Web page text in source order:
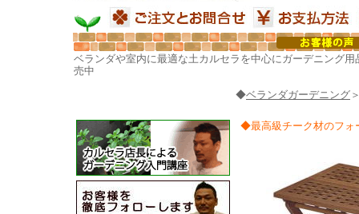
ベランダや室内に最適な土カルセラを中心にガーデニング用
売中
◆ベランダガーデニング
◆最高級チーク材のフォ